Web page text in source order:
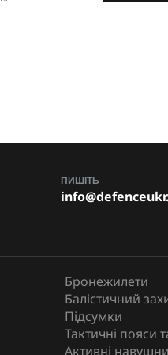
ПИШІТЬ
Бронежилети
Балістичний
Підсумки
Тактичні пояси
Активні